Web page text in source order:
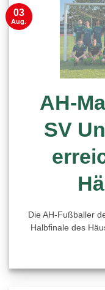
AH-
SV
Die AH-Fußballer
Halbfinale des
03
Aug.